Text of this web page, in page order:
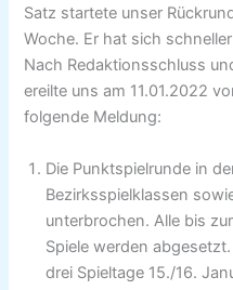
Satz startete unser
Woche. Er hat sich
Nach Redaktionsschluss
ereilte uns am 11.01.2022
folgende Meldung:
Die Punktspielrunde in
Bezirksspielklassen
unterbrochen. Alle bis
Spiele werden
drei Spieltage 15./16.